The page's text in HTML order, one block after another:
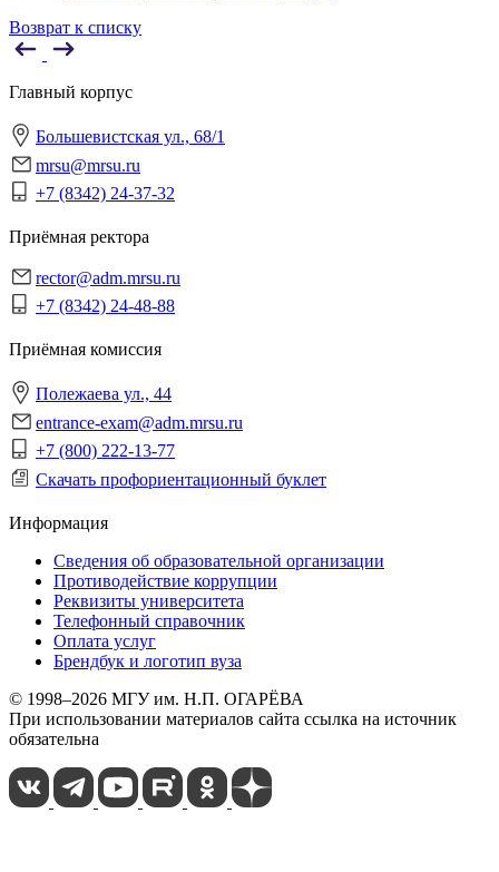
Возврат к списку
Главный корпус
Большевистская ул., 68/1
mrsu@mrsu.ru
+7 (8342) 24-37-32
Приёмная ректора
rector@adm.mrsu.ru
+7 (8342) 24-48-88
Приёмная комиссия
Полежаева ул., 44
entrance-exam@adm.mrsu.ru
+7 (800) 222-13-77
Скачать профориентационный буклет
Информация
Сведения об образовательной организации
Противодействие коррупции
Реквизиты университета
Телефонный справочник
Оплата услуг
Брендбук и логотип вуза
© 1998–2026 МГУ им. Н.П. ОГАРЁВА
При использовании материалов сайта ссылка на источник
обязательна